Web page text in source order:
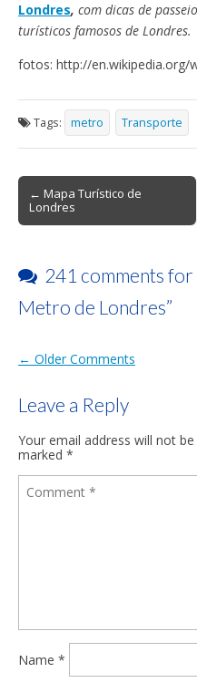
Londres, com dicas de
turísticos famosos de Londres.
fotos: http://en.wikipedia.org/
Tags: metro Transporte
Post
navigation
← Mapa Turístico de
Londres
241 comments for
Metro de Londres”
navigation
← Older Comments
Leave a Reply
Your email address will not be
marked *
Name *